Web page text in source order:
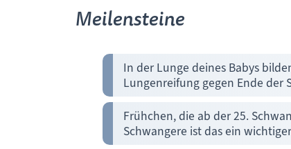
Meilensteine
In der Lunge deines Babys
Lungenreifung gegen Ende der
Frühchen, die ab der 25.
Schwangere ist das ein